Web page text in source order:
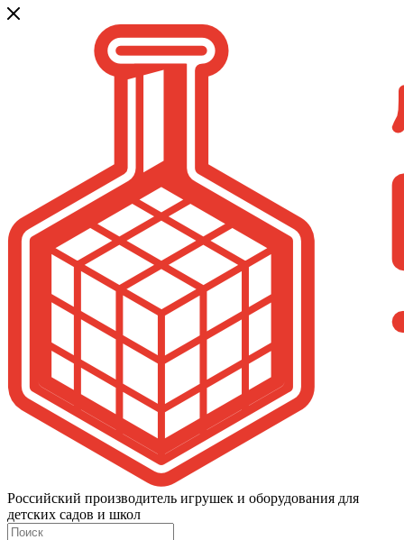
Российский производитель игрушек и оборудования для
детских садов и школ